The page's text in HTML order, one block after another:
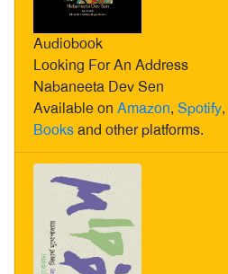
Audiobook
Looking For An Address
Nabaneeta Dev Sen
Available on Amazon, Spotify,
Booksand other platforms.